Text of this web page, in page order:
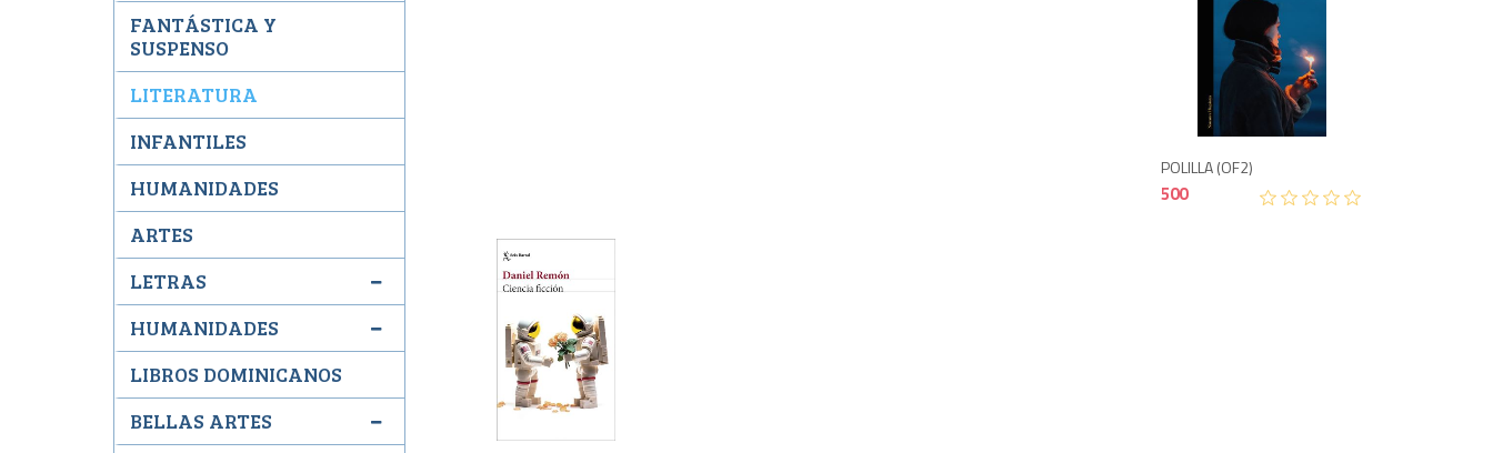
POLILLA (OF2)
500
FANTÁSTICA Y
SUSPENSO
LITERATURA
INFANTILES
HUMANIDADES
ARTES
LETRAS
HUMANIDADES
LIBROS DOMINICANOS
BELLAS ARTES